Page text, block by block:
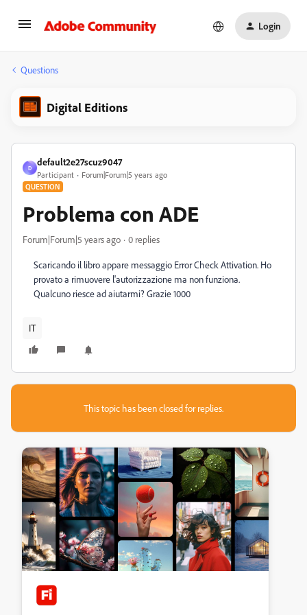
Login
Questions
Digital Editions
D
default2e27scuz9047
Participant Forum|Forum|5 years ago
QUESTION
Problema con ADE
Forum|Forum|5 years ago 0 replies
Scaricando il libro appare messaggio Error Check Attivation. Ho
provato a rimuovere l'autorizzazione ma non funziona.
Qualcuno riesce ad aiutarmi? Grazie 1000
IT
This topic has been closed for replies.